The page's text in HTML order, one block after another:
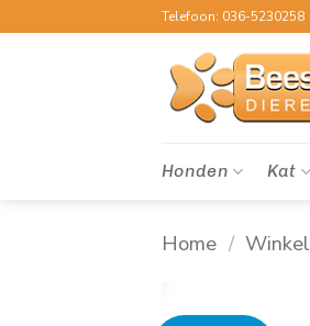
naar
Telefoon: 036-5230258
Honden Kat
Home / Winkel